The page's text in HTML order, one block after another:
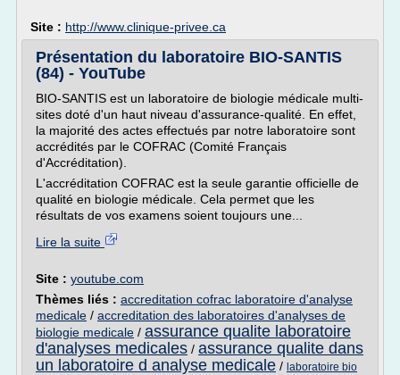
Site : http://www.clinique-privee.ca
Présentation du laboratoire BIO-SANTIS
(84) - YouTube
BIO-SANTIS est un laboratoire de biologie médicale multi-
sites doté d'un haut niveau d'assurance-qualité. En effet,
la majorité des actes effectués par notre laboratoire sont
accrédités par le COFRAC (Comité Français
d'Accréditation).
L'accréditation COFRAC est la seule garantie officielle de
qualité en biologie médicale. Cela permet que les
résultats de vos examens soient toujours une...
Lire la suite
Site : youtube.com
Thèmes liés : accreditation cofrac laboratoire d'analyse
medicale / accreditation des laboratoires d'analyses de
biologie medicale / assurance qualite laboratoire
d'analyses medicales / assurance qualite dans
un laboratoire d analyse medicale / laboratoire bio